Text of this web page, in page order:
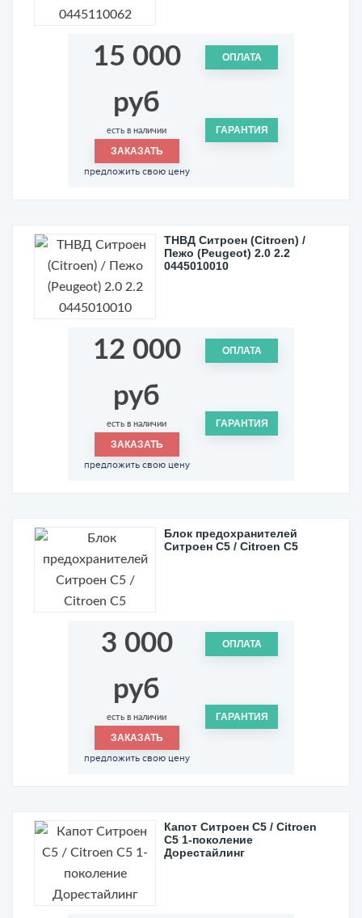
15 000
руб
есть в наличии
ЗАКАЗАТЬ
предложить свою цену
ОПЛАТА
ГАРАНТИЯ
ТНВД Ситроен (Citroen) /
Пежо (Peugeot) 2.0 2.2
0445010010
12 000
руб
есть в наличии
ЗАКАЗАТЬ
предложить свою цену
ОПЛАТА
ГАРАНТИЯ
Блок предохранителей
Ситроен С5 / Citroen C5
3 000
руб
есть в наличии
ЗАКАЗАТЬ
предложить свою цену
ОПЛАТА
ГАРАНТИЯ
Капот Ситроен С5 / Citroen
C5 1-поколение
Дорестайлинг